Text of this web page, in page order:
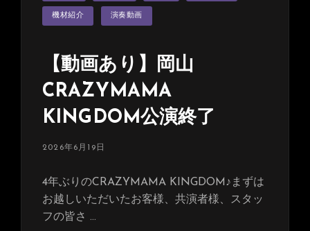
ゴ
ー
機材紹介 演奏動画
【動画あり】岡山
CRAZYMAMA
KINGDOM公演終了
投
2026年6月19日
4年ぶりのCRAZYMAMA KINGDOM♪まずは
お越しいただいたお客様、共演者様、スタッ
フの皆さ …